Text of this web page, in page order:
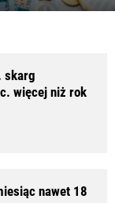
skarg
więcej niż rok
nawet 18